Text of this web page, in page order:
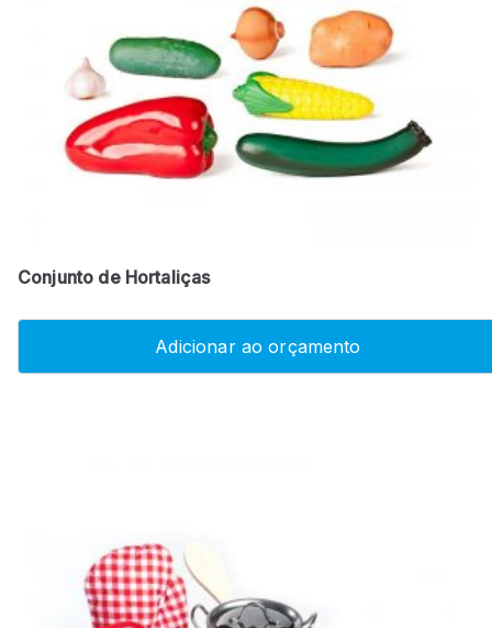
Conjunto de Hortaliças
Adicionar ao orçamento